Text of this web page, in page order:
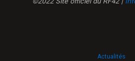
Actualités